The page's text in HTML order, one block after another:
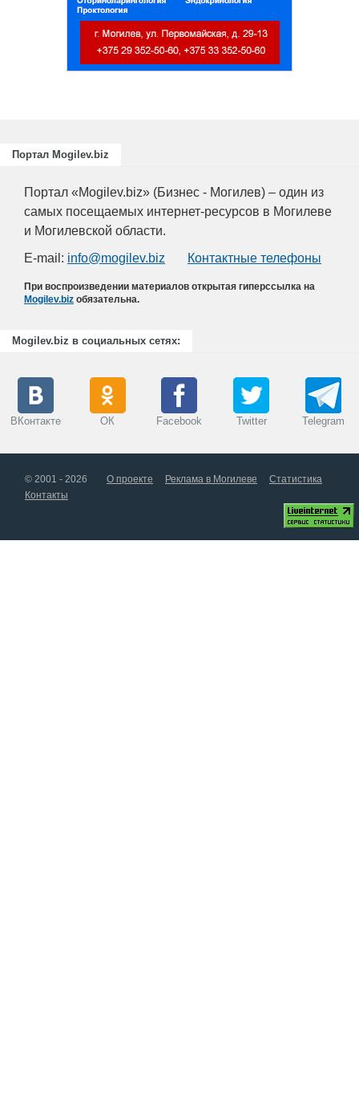
для пищевых и перерабатывающих
отраслей АПК, а также предприятий
химической промышленности.
Портал Mogilev.biz
Портал «Mogilev.biz» (Бизнес - Могилев) – один из
самых посещаемых интернет-ресурсов в Могилеве
и Могилевской области.
E-mail: info@mogilev.biz Контактные телефоны
При воспроизведении материалов открытая гиперссылка на
Mogilev.biz обязательна.
Mogilev.biz в социальных сетях:
ВКонтакте ОК Facebook Twitter Telegram
© 2001 - 2026 О проекте Реклама в Могилеве
Статистика
Контакты